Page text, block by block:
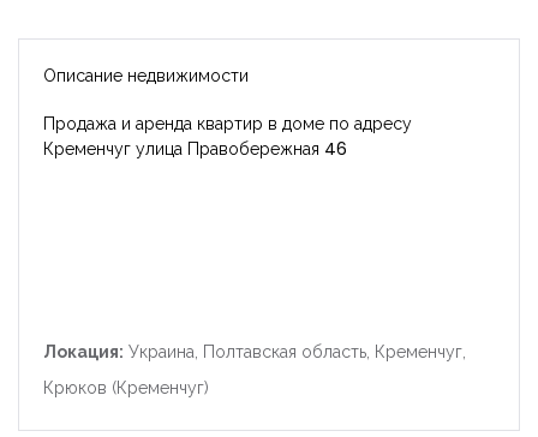
Описание недвижимости
Продажа и аренда квартир в доме по адресу
Кременчуг улица Правобережная 46
Локация: Украина, Полтавская область, Кременчуг,
Крюков (Кременчуг)